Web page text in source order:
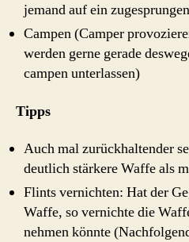
jemand auf ein
Campen (Camper
werden gerne gerade
campen unterlassen)
Tipps
Auch mal zurückhaltender
deutlich stärkere Waffe als
Flints vernichten: Hat der
Waffe, so vernichte die
nehmen könnte